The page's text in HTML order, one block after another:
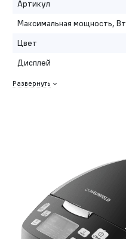
Артикул
Максимальная мощность, Вт
Цвет
Дисплей
Развернуть